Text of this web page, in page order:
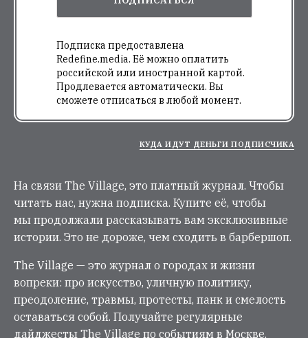
Подписка предоставлена
Redefine.media. Её можно оплатить
российской или иностранной картой.
Продлевается автоматически. Вы
сможете отписаться в любой момент.
КУДА ИДУТ ДЕНЬГИ ПОДПИСЧИКА
На связи The Village, это платный журнал. Чтобы
читать нас, нужна подписка. Купите её, чтобы
мы продолжали рассказывать вам эксклюзивные
истории. Это не дороже, чем сходить в барбершоп.
The Village — это журнал о городах и жизни
вопреки: про искусство, уличную политику,
преодоление, травмы, протесты, панк и смелость
оставаться собой. Получайте регулярные
дайджесты The Village по событиям в Москве,